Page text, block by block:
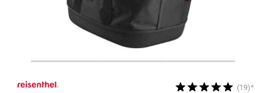
(19)*